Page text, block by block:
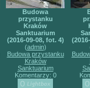
Budowa
przystanku
Kraków
Sanktuarium
(2016-09-08, fot. 4)
(admin)
Budowa przystanku
Kraków
Sanktuarium
Komentarzy: 0